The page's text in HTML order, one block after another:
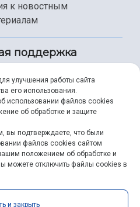
к новостным
поддержка
267-49-99
|ssau.ru
улучшения работы сайта
его использования.
использовании файлов cookies
об обработке и защите
вы подтверждаете, что были
файлов cookies сайтом
положением об обработке и
можете отключить файлы cookies в
и закрыть